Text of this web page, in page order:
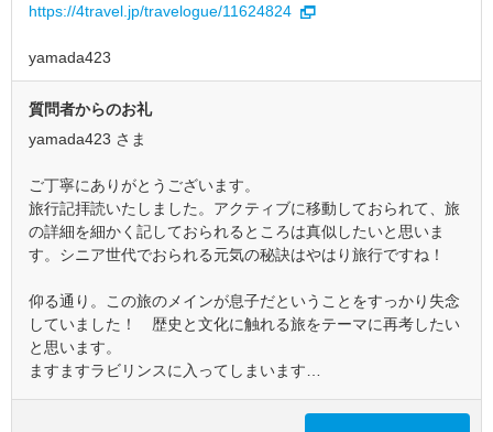
https://4travel.jp/travelogue/11624824
yamada423
質問者からのお礼
yamada423 さま
ご丁寧にありがとうございます。
旅行記拝読いたしました。アクティブに移動しておられて、旅
の詳細を細かく記しておられるところは真似したいと思いま
す。シニア世代でおられる元気の秘訣はやはり旅行ですね！
仰る通り。この旅のメインが息子だということをすっかり失念
していました！ 歴史と文化に触れる旅をテーマに再考したい
と思います。
ますますラビリンスに入ってしまいます…